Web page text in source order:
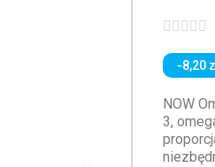
    
-8,20
NOW
3,